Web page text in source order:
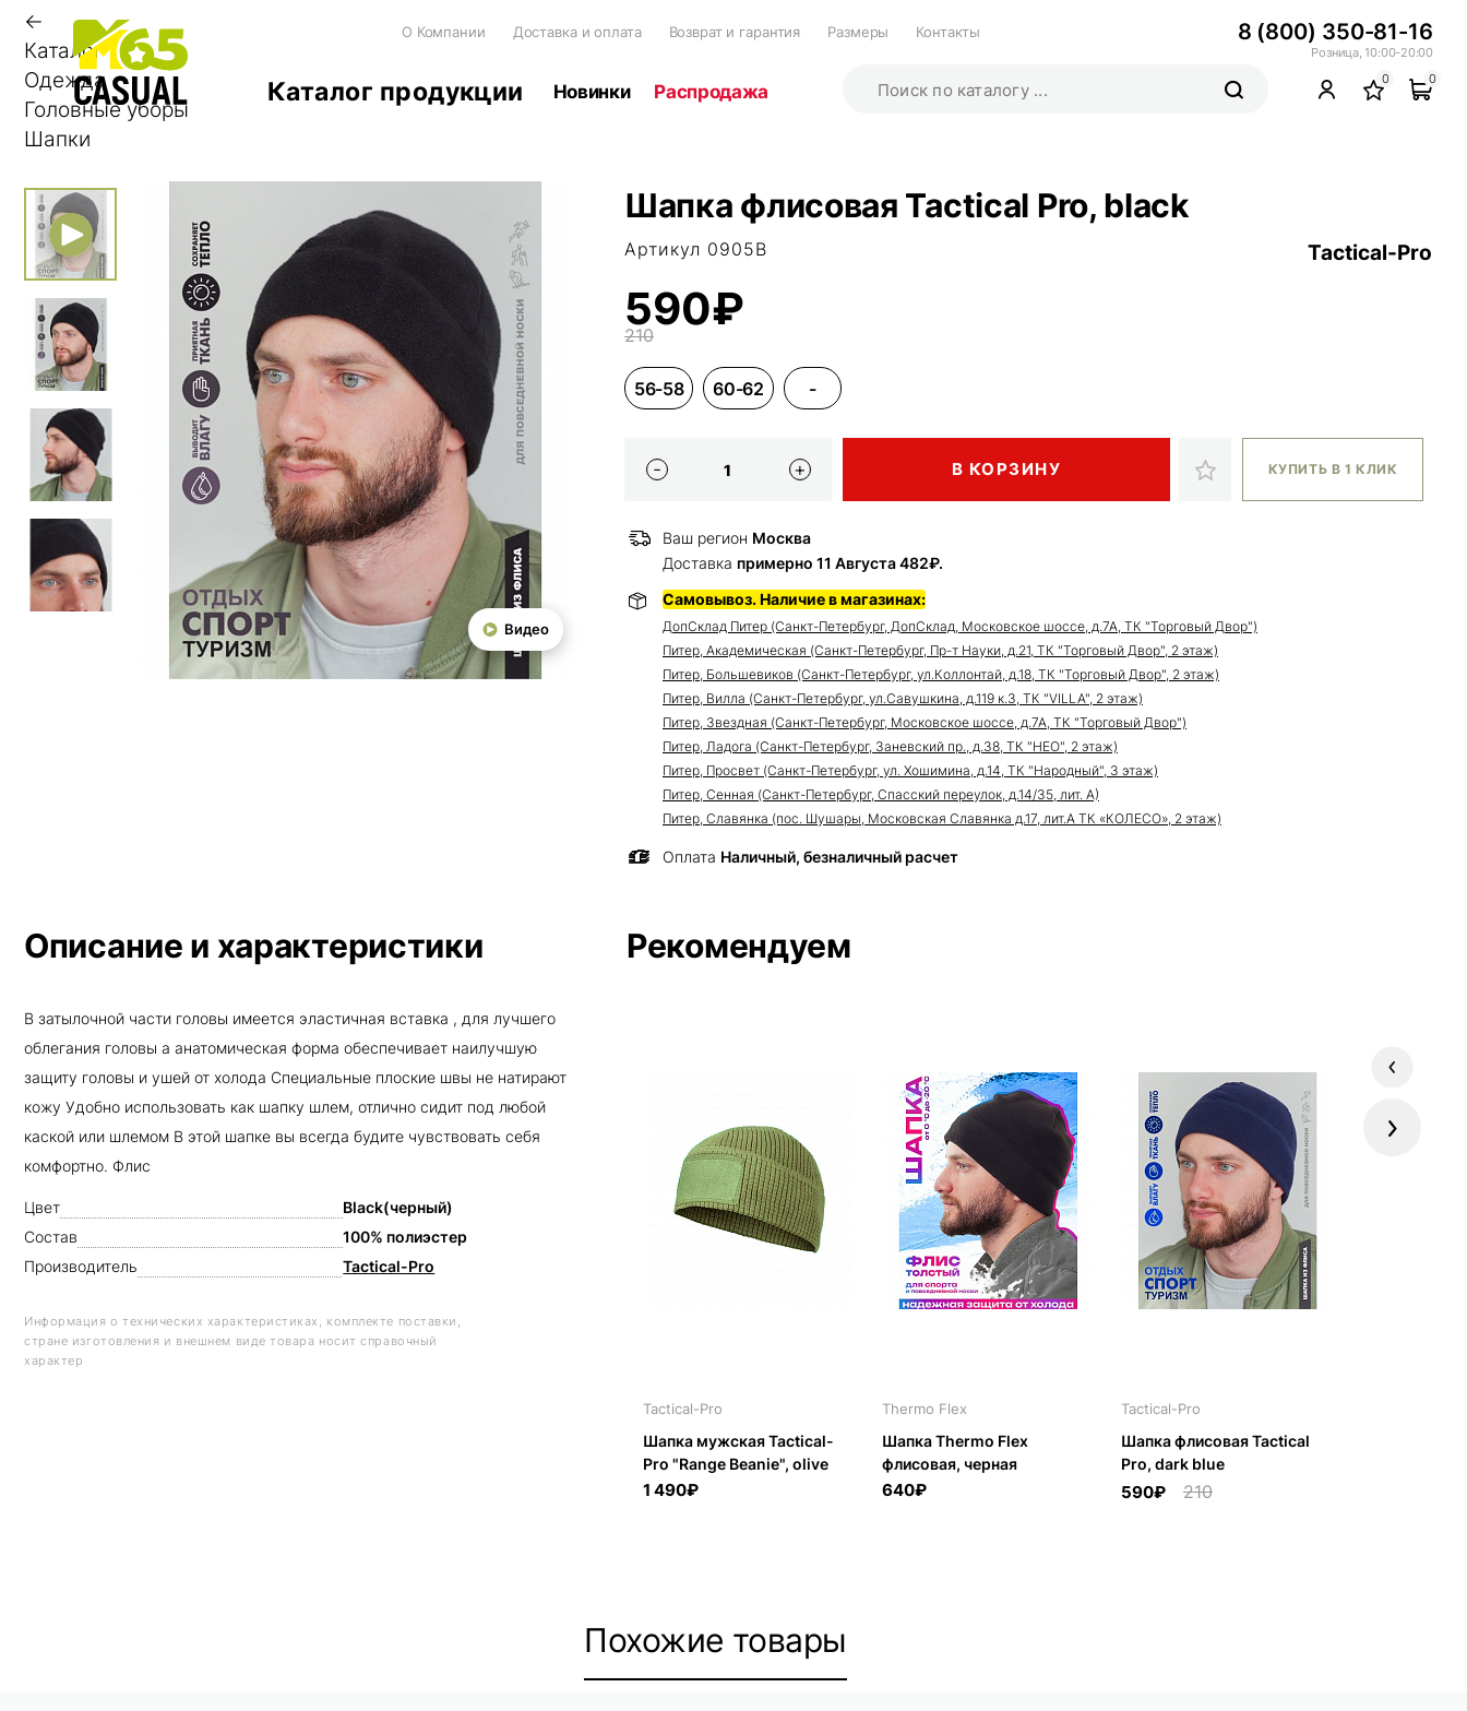
0 0
Каталог продукции Новинки Распродажа
О Компании Доставка и оплата Возврат и гарантия Размеры Контакты 8 (800) 350-81-16
Розница, 10:00-20:00
←
Каталог
Одежда
Головные уборы
Шапки
Видео
Шапка флисовая Tactical Pro, black
Артикул 0905B Tactical-Pro
590₽
210
56-58 60-62 -
В КОРЗИНУ КУПИТЬ В 1 КЛИК
Ваш регион Москва
Доставка примерно 11 Августа 482₽.
Самовывоз. Наличие в магазинах:
ДопСклад Питер (Санкт-Петербург, ДопСклад, Московское шоссе, д.7А, ТК "Торговый Двор")
Питер, Академическая (Санкт-Петербург, Пр-т Науки, д.21, ТК "Торговый Двор", 2 этаж)
Питер, Большевиков (Санкт-Петербург, ул.Коллонтай, д.18, ТК "Торговый Двор", 2 этаж)
Питер, Вилла (Санкт-Петербург, ул.Савушкина, д.119 к.3, ТК "VILLA", 2 этаж)
Питер, Звездная (Санкт-Петербург, Московское шоссе, д.7А, ТК "Торговый Двор")
Питер, Ладога (Санкт-Петербург, Заневский пр., д.38, ТК "НЕО", 2 этаж)
Питер, Просвет (Санкт-Петербург, ул. Хошимина, д.14, ТК "Народный", 3 этаж)
Питер, Сенная (Санкт-Петербург, Спасский переулок, д.14/35, лит. А)
Питер, Славянка (пос. Шушары, Московская Славянка д.17, лит.А ТК «КОЛЕСО», 2 этаж)
Оплата Наличный, безналичный расчет
Описание и характеристики
В затылочной части головы имеется эластичная вставка , для лучшего
облегания головы а анатомическая форма обеспечивает наилучшую
защиту головы и ушей от холода Специальные плоские швы не натирают
кожу Удобно использовать как шапку шлем, отлично сидит под любой
каской или шлемом В этой шапке вы всегда будите чувствовать себя
комфортно. Флис
Цвет
Black(черный)
Состав
100% полиэстер
Производитель
Tactical-Pro
Информация о технических характеристиках, комплекте поставки,
стране изготовления и внешнем виде товара носит справочный
характер
Рекомендуем
Previous
Tactical-Pro
Шапка мужская Tactical-
Pro "Range Beanie", olive
1 490₽
Thermo Flex
Шапка Thermo Flex
флисовая, черная
640₽
Tactical-Pro
Шапка флисовая Tactical
Pro, dark blue
590₽ 210
Next
Похожие товары